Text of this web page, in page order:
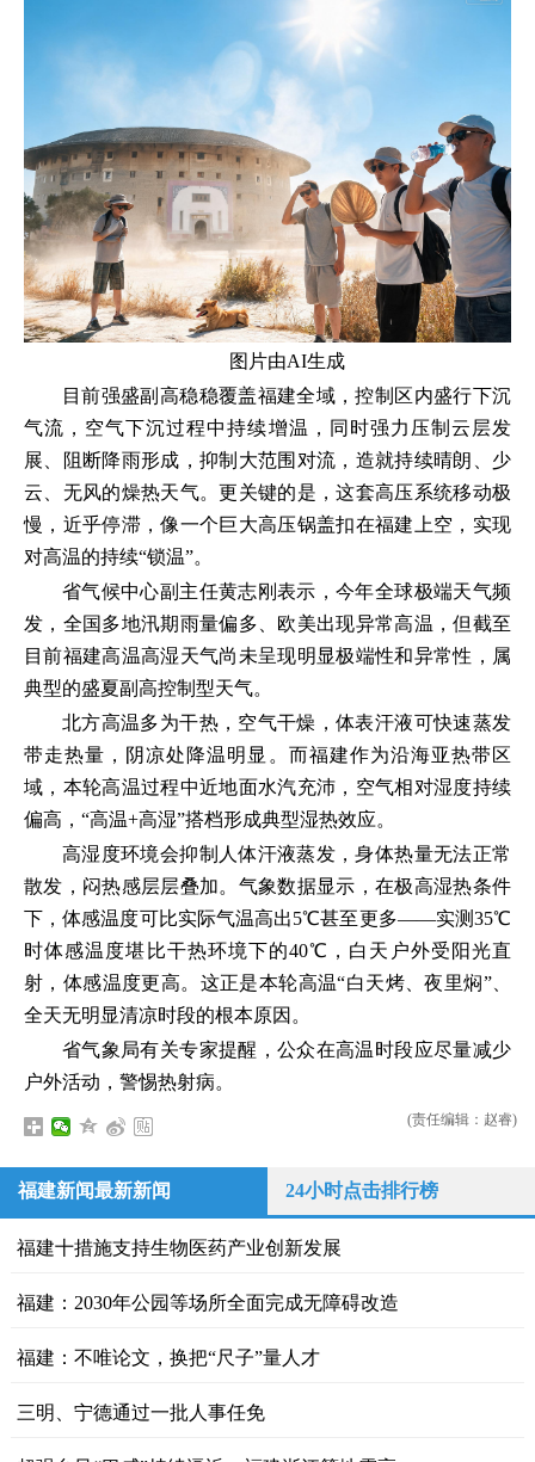
图片由AI生成
目前强盛副高稳稳覆盖福建全域，控制区内盛行下沉
气流，空气下沉过程中持续增温，同时强力压制云层发
展、阻断降雨形成，抑制大范围对流，造就持续晴朗、少
云、无风的燥热天气。更关键的是，这套高压系统移动极
慢，近乎停滞，像一个巨大高压锅盖扣在福建上空，实现
对高温的持续“锁温”。
省气候中心副主任黄志刚表示，今年全球极端天气频
发，全国多地汛期雨量偏多、欧美出现异常高温，但截至
目前福建高温高湿天气尚未呈现明显极端性和异常性，属
典型的盛夏副高控制型天气。
北方高温多为干热，空气干燥，体表汗液可快速蒸发
带走热量，阴凉处降温明显。而福建作为沿海亚热带区
域，本轮高温过程中近地面水汽充沛，空气相对湿度持续
偏高，“高温+高湿”搭档形成典型湿热效应。
高湿度环境会抑制人体汗液蒸发，身体热量无法正常
散发，闷热感层层叠加。气象数据显示，在极高湿热条件
下，体感温度可比实际气温高出5℃甚至更多——实测35℃
时体感温度堪比干热环境下的40℃，白天户外受阳光直
射，体感温度更高。这正是本轮高温“白天烤、夜里焖”、
全天无明显清凉时段的根本原因。
省气象局有关专家提醒，公众在高温时段应尽量减少
户外活动，警惕热射病。
(责任编辑：赵睿)
福建新闻最新新闻 24小时点击排行榜
福建十措施支持生物医药产业创新发展
福建：2030年公园等场所全面完成无障碍改造
福建：不唯论文，换把“尺子”量人才
三明、宁德通过一批人事任免